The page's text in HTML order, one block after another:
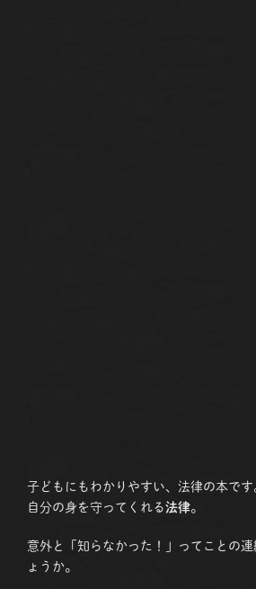
子どもにもわかりやすい、法律の本です
自分の身を守ってくれる法律。
意外と「知らなかった！」ってことの
ょうか。